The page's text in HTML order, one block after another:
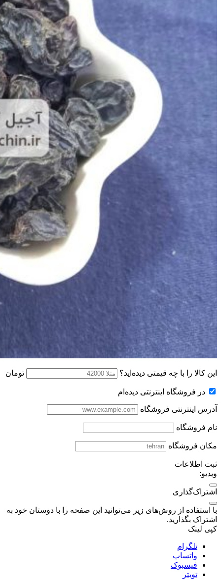
این کالا را با چه قیمتی دیده‌اید؟ تومان
در فروشگاه اینترنتی دیده‌ام
آدرس اینترنتی فروشگاه
نام فروشگاه
مکان فروشگاه
ثبت اطلاعات
ویدیو:
اشتراک‌گذاری
با استفاده از روش‌های زیر می‌توانید این صفحه را با دوستان خود به
اشتراک بگذارید.
کپی لینک
تلگرام
واتساپ
فیسبوک
تویتر